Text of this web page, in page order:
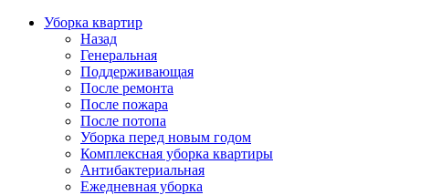
Уборка квартир
Назад
Генеральная
Поддерживающая
После ремонта
После пожара
После потопа
Уборка перед новым годом
Комплексная уборка квартиры
Антибактериальная
Ежедневная уборка